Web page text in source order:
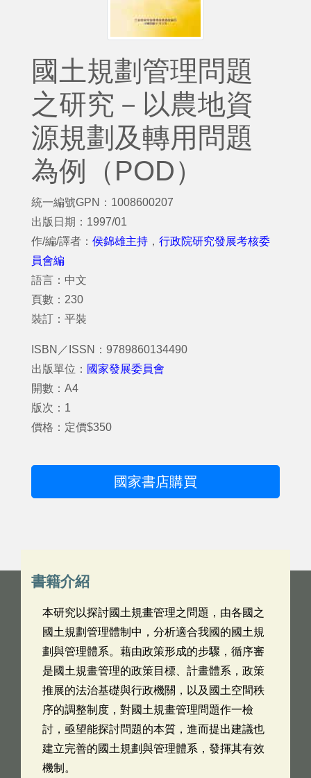
國土規劃管理問題
之研究－以農地資
源規劃及轉用問題
為例（POD）
統一編號GPN：1008600207
出版日期：1997/01
作/編/譯者： 侯錦雄主持 ， 行政院研究發展考核委
員會編
語言：中文
頁數：230
裝訂：平裝
ISBN／ISSN：9789860134490
出版單位： 國家發展委員會
開數：A4
版次：1
價格：定價$350
國家書店購買
書籍介紹
本研究以探討國土規畫管理之問題，由各國之
國土規劃管理體制中，分析適合我國的國土規
劃與管理體系。藉由政策形成的步驟，循序審
是國土規畫管理的政策目標、計畫體系，政策
推展的法治基礎與行政機關，以及國土空間秩
序的調整制度，對國土規畫管理問題作一檢
討，亟望能探討問題的本質，進而提出建議也
建立完善的國土規劃與管理體系，發揮其有效
機制。